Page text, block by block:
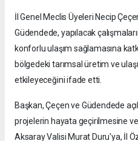
İl Genel Meclis Üyeleri Necip
Güdendede, yapılacak
konforlu ulaşım sağlamasına
bölgedeki tarımsal üretim ve
etkileyeceğini ifade etti.
Başkan, Çeçen ve Güdendede
projelerin hayata geçirilmesine
Aksaray Valisi Murat Duru'ya, İl